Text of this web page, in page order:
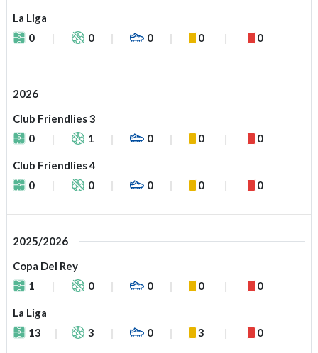
La Liga
0
0 0 0 0
2026
Club Friendlies 3
0
1 0 0 0
Club Friendlies 4
0
0 0 0 0
2025/2026
Copa Del Rey
1
0 0 0 0
La Liga
13
3 0 3 0